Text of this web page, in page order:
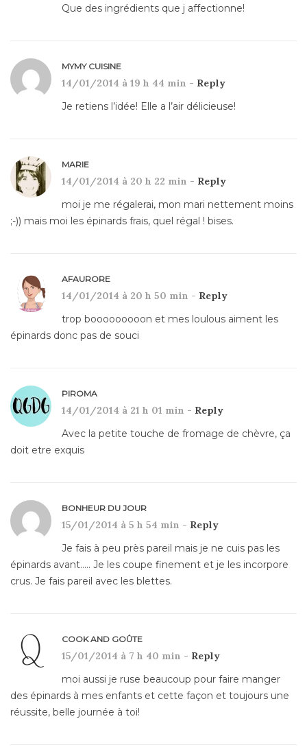
Que des ingrédients que j affectionne!
MYMY CUISINE
14/01/2014 à 19 h 44 min - Reply
Je retiens l’idée! Elle a l’air délicieuse!
MARIE
14/01/2014 à 20 h 22 min - Reply
moi je me régalerai, mon mari nettement moins
;-)) mais moi les épinards frais, quel régal ! bises.
AFAURORE
14/01/2014 à 20 h 50 min - Reply
trop booooooooon et mes loulous aiment les
épinards donc pas de souci
PIROMA
14/01/2014 à 21 h 01 min - Reply
Avec la petite touche de fromage de chèvre, ça
doit etre exquis
BONHEUR DU JOUR
15/01/2014 à 5 h 54 min - Reply
Je fais à peu près pareil mais je ne cuis pas les
épinards avant….. Je les coupe finement et je les incorpore
crus. Je fais pareil avec les blettes.
COOK AND GOÛTE
15/01/2014 à 7 h 40 min - Reply
moi aussi je ruse beaucoup pour faire manger
des épinards à mes enfants et cette façon et toujours une
réussite, belle journée à toi!